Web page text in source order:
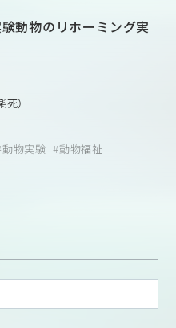
くが、マウスやラットのみを
医師などの専門家を配置す
施設にどうやって動物福祉の
関係者は知恵を絞って考え
かかわらず、動物実験実施
ならないと、厳しく受け止め
実際のところ社会の期待よ
うした施設がもっと多くなれ
でしょうし、安楽死を実施せ
負担も軽減されるでしょう。
とで、引き取られた実験動
る機会も増えてゆくのではな
体で適切な動物実験を考え遂
動物のリホーミング実
）
ホーミングの主な機会は、3）
処分が行われてしまう場合に
ている」場合
境に危険がない」場合
置が取られている」場合
と福祉が損なわれるような動
動物実験
動物福祉